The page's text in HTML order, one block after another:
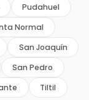
Pudahuel
Normal
San Joaquín
San Pedro
Tiltil